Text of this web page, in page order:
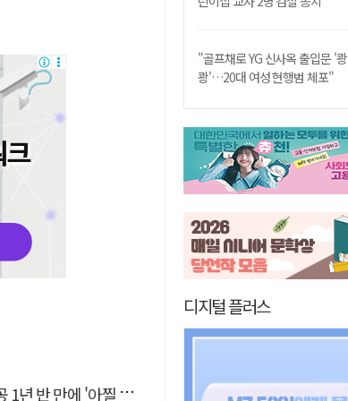
반 만에 '아찔 사고'
"골프채로 YG 신사옥 출입문 '쾅
쾅'…20대 여성 현행범 체포"
디지털 플러스